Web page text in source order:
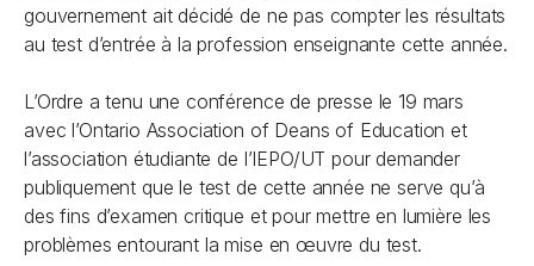
gouvernement ait décidé de ne pas compter les résultats
au test d’entrée à la profession enseignante cette année.
L’Ordre a tenu une conférence de presse le 19 mars
avec l’Ontario Association of Deans of Education et
l’association étudiante de l’IEPO/UT pour demander
publiquement que le test de cette année ne serve qu’à
des fins d’examen critique et pour mettre en lumière les
problèmes entourant la mise en œuvre du test.